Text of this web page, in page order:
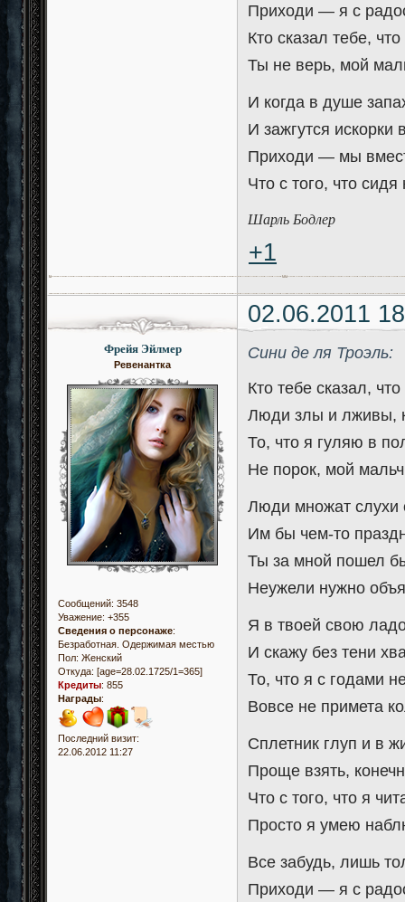
Приходи — я с
Кто сказал тебе,
Ты не верь, мой
И когда в душе
И зажгутся искорки
Приходи — мы
Что с того, что
Шарль Бодлер
+1
02.06.2011
Фрейя Эйлмер
Ревенантка
Сообщений: 3548
Уважение: +355
Сведения о персонаже:
Безработная. Одержимая местью
Пол: Женский
Откуда: [age=28.02.1725/1=365]
Кредиты: 855
Награды:
Последний визит:
22.06.2012 11:27
Сини де ля Троэль:
Кто тебе сказал,
Люди злы и лживы,
То, что я гуляю в
Не порок, мой
Люди множат слухи
Им бы чем-то
Ты за мной пошел
Неужели нужно
Я в твоей свою
И скажу без тени
То, что я с годами
Вовсе не примета
Сплетник глуп и в
Проще взять,
Что с того, что я
Просто я умею
Все забудь, лишь
Приходи — я с